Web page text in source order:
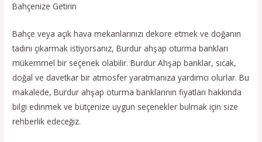
Bahçenize Getirin
Bahçe veya açık hava mekanlarınızı dekore etmek ve doğanın
tadını çıkarmak istiyorsanız, Burdur ahşap oturma bankları
mükemmel bir seçenek olabilir. Burdur Ahşap banklar, sıcak,
doğal ve davetkar bir atmosfer yaratmanıza yardımcı olurlar. Bu
makalede, Burdur ahşap oturma banklarının fiyatları hakkında
bilgi edinmek ve bütçenize uygun seçenekler bulmak için size
rehberlik edeceğiz.